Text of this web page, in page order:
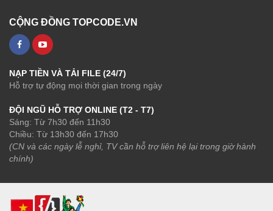
CỘNG ĐỒNG TOPCODE.VN
NẠP TIỀN VÀ TẢI FILE (24/7)
Hỗ trợ tự động mọi thời gian trong ngày
ĐỘI NGŨ HỖ TRỢ ONLINE (T2 - T7)
Sáng: Từ 7h30 đến 11h30
Chiều: Từ 13h30 đến 17h30
(CN và các ngày lễ nghỉ, TV cần hỗ trợ liên hệ lại trong giờ hành
chính)